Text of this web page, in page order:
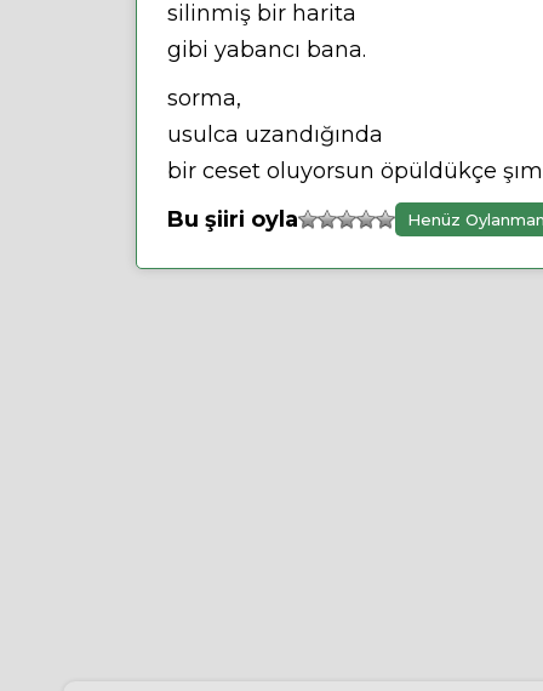
silinmiş bir harita
gibi yabancı bana.
sorma,
usulca uzandığında
bir ceset oluyorsun öpüldükçe
Bu şiiri oyla
Henüz